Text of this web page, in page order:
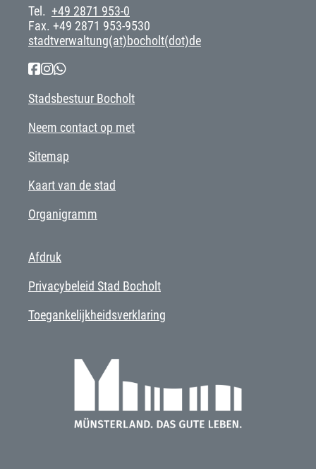
Tel. +49 2871 953-0
Fax. +49 2871 953-9530
stadtverwaltung(at)bocholt(dot)de
Stadsbestuur Bocholt
Neem contact op met
Sitemap
Kaart van de stad
Organigramm
Afdruk
Privacybeleid Stad Bocholt
Toegankelijkheidsverklaring